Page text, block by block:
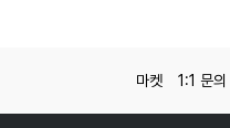
마켓 1:1 문의